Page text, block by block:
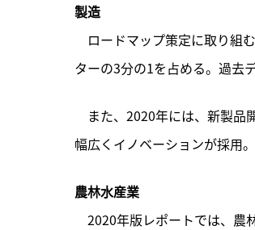
製造
ロードマップ策定に取り組
ターの3分の1を占める。過去
また、2020年には、新製品
幅広くイノベーションが採用
農林水産業
2020年版レポートでは、農